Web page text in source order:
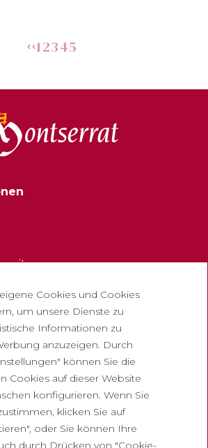
12345
mit uns
für touristen
soziale Netzwerke
Cookies und Cookies
um unsere Dienste zu
Informationen zu
anzuzeigen. Durch
können Sie die
Cookies auf dieser Website
konfigurieren. Wenn Sie
klicken Sie auf
oder Sie können Ihre
durch Drücken von "Cookie-